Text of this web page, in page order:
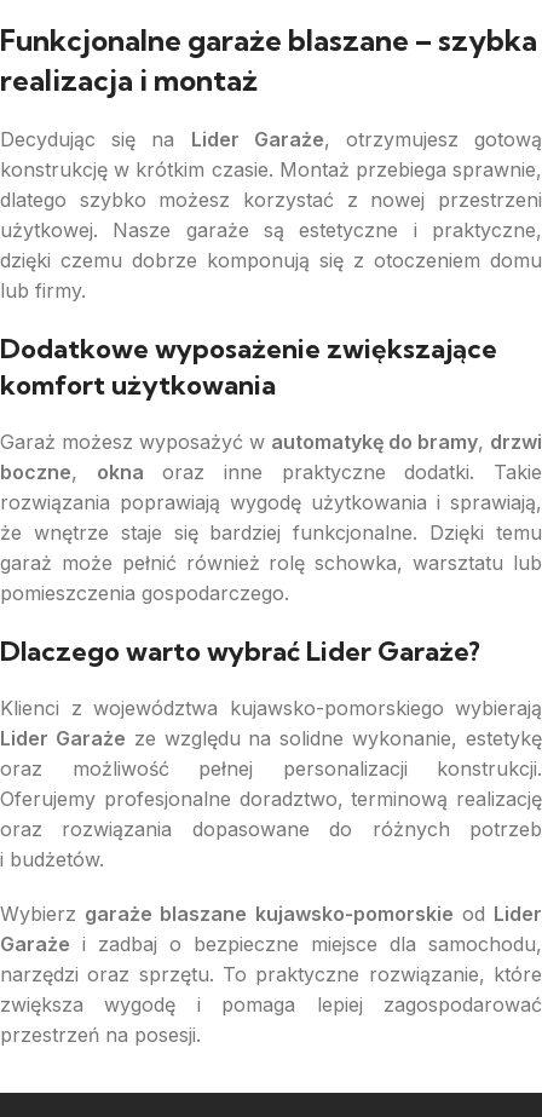
Funkcjonalne garaże blaszane – szybka
realizacja i montaż
Decydując się na Lider Garaże, otrzymujesz gotową
konstrukcję w krótkim czasie. Montaż przebiega sprawnie,
dlatego szybko możesz korzystać z nowej przestrzeni
użytkowej. Nasze garaże są estetyczne i praktyczne,
dzięki czemu dobrze komponują się z otoczeniem domu
lub firmy.
Dodatkowe wyposażenie zwiększające
komfort użytkowania
Garaż możesz wyposażyć w automatykę do bramy, drzwi
boczne, okna oraz inne praktyczne dodatki. Takie
rozwiązania poprawiają wygodę użytkowania i sprawiają,
że wnętrze staje się bardziej funkcjonalne. Dzięki temu
garaż może pełnić również rolę schowka, warsztatu lub
pomieszczenia gospodarczego.
Dlaczego warto wybrać Lider Garaże?
Klienci z województwa kujawsko-pomorskiego wybierają
Lider Garaże ze względu na solidne wykonanie, estetykę
oraz możliwość pełnej personalizacji konstrukcji.
Oferujemy profesjonalne doradztwo, terminową realizację
oraz rozwiązania dopasowane do różnych potrzeb
i budżetów.
Wybierz garaże blaszane kujawsko-pomorskie od Lider
Garaże i zadbaj o bezpieczne miejsce dla samochodu,
narzędzi oraz sprzętu. To praktyczne rozwiązanie, które
zwiększa wygodę i pomaga lepiej zagospodarować
przestrzeń na posesji.